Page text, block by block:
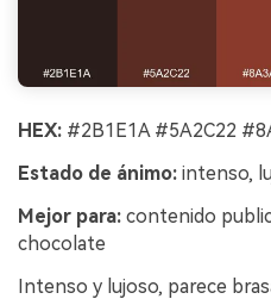
HEX: #2B1E1A #5A2C22
Estado de ánimo: intenso,
Mejor para: contenido
chocolate
Intenso y lujoso, parece